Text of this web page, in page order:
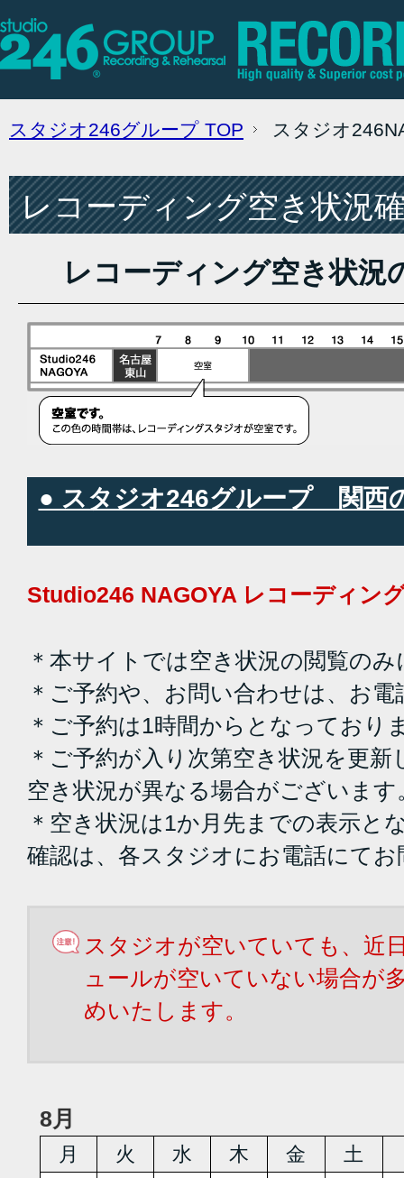
スタジオ246グループ TOP スタジオ
レコーディング空き状況
レコーディング空き状況
● スタジオ246グループ 関西
Studio246 NAGOYA レコーディン
＊本サイトでは空き状況の閲覧の
＊ご予約や、お問い合わせは、お
＊ご予約は1時間からとなっており
＊ご予約が入り次第空き状況を更
空き状況が異なる場合がございます
＊空き状況は1か月先までの表示と
確認は、各スタジオにお電話にて
スタジオが空いていても、近
ュールが空いていない場合が
めいたします。
8月
月 火 水 木 金 土